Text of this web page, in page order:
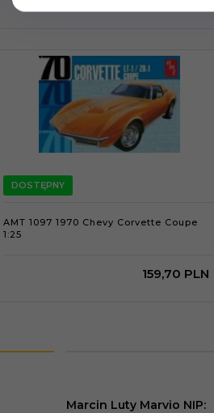
DOSTĘPNY
AMT 1097 1970 Chevy Corvette Coupe
1:25
159,70 PLN
Marcin Luty Marvio NIP: